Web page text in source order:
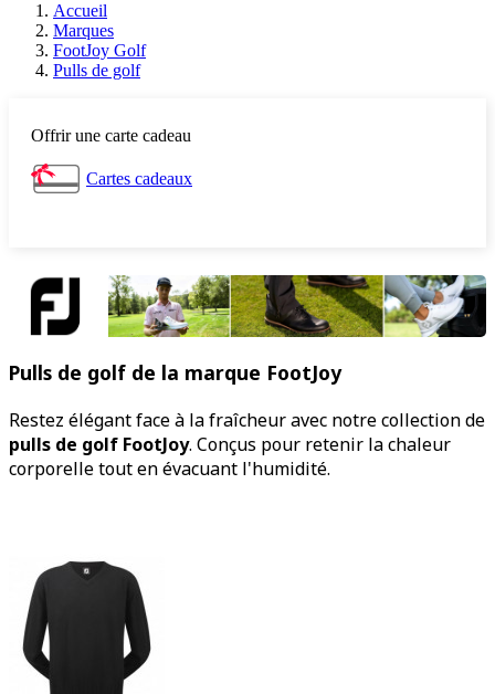
Accueil
Marques
FootJoy Golf
Pulls de golf
Offrir une carte cadeau
Cartes cadeaux
Pulls de golf de la marque FootJoy
Restez élégant face à la fraîcheur avec notre collection de
pulls de golf FootJoy. Conçus pour retenir la chaleur
corporelle tout en évacuant l'humidité.